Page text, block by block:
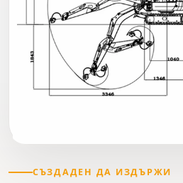
СЪЗДАДЕН ДА ИЗДЪРЖИ